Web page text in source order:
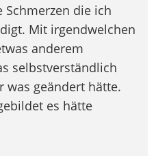
die ich
Mit irgendwelchen
anderem
selbstverständlich
was geändert hätte.
es hätte